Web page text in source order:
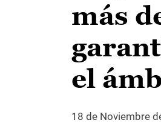
más
el
18 de Noviembre